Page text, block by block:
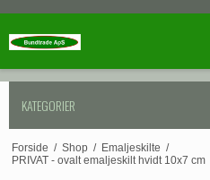
KATEGORIER
Forside / Shop / Emaljeskilte /
PRIVAT - ovalt emaljeskilt hvidt 10x7 cm